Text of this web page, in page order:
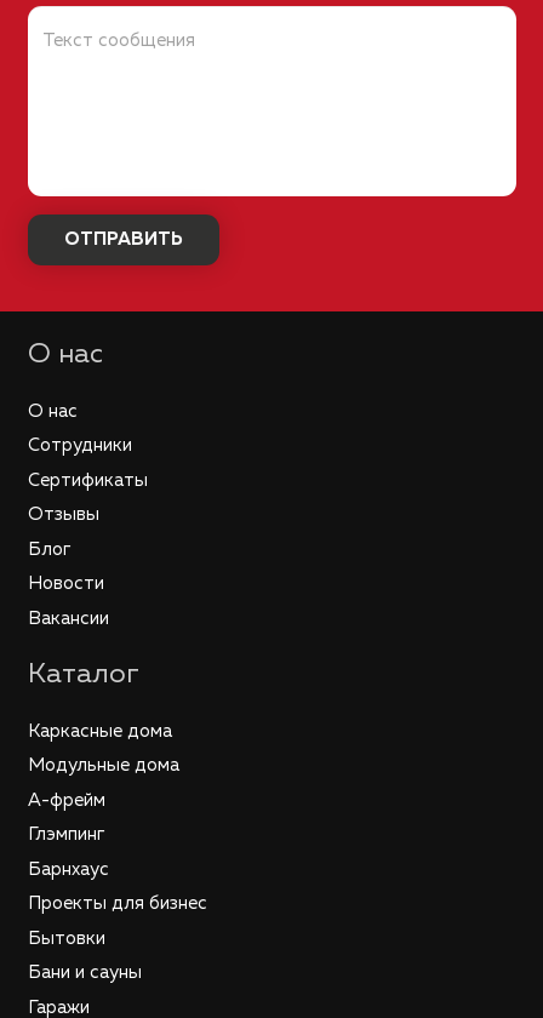
О нас
О нас
Сотрудники
Сертификаты
Отзывы
Блог
Новости
Вакансии
Каталог
Каркасные дома
Модульные дома
А-фрейм
Глэмпинг
Барнхаус
Проекты для бизнес
Бытовки
Бани и сауны
Гаражи